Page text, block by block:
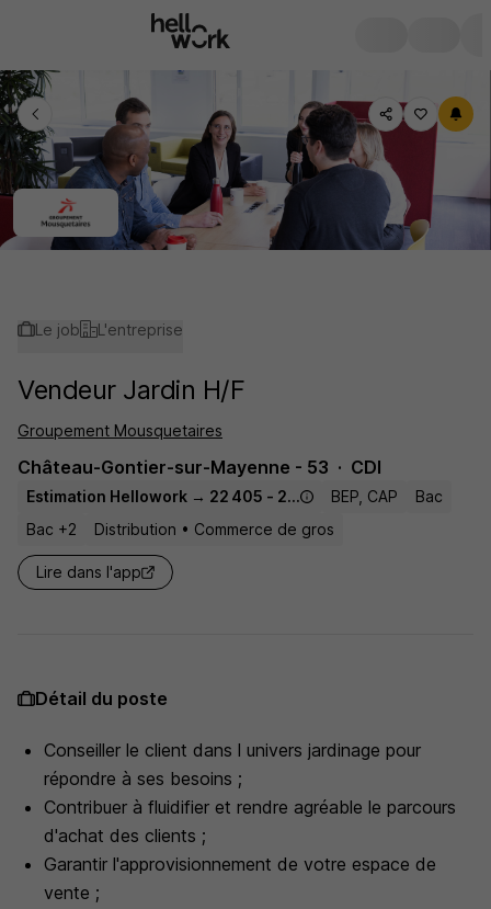
Le job L'entreprise
Vendeur Jardin H/F
Groupement Mousquetaires
Château-Gontier-sur-Mayenne - 53 CDI
Estimation Hellowork → 22 405 - 24 200 € / an
BEP, CAP
Bac
Bac +2
Distribution • Commerce de gros
Lire dans l'app
Détail du poste
Conseiller le client dans l univers jardinage pour
répondre à ses besoins ;
Contribuer à fluidifier et rendre agréable le parcours
d'achat des clients ;
Garantir l'approvisionnement de votre espace de
vente ;